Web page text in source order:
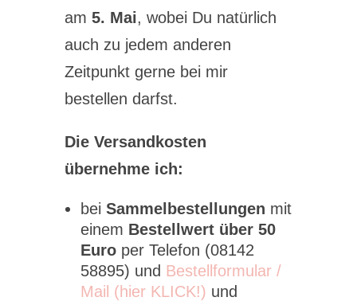
am 5. Mai, wobei Du natürlich
auch zu jedem anderen
Zeitpunkt gerne bei mir
bestellen darfst.
Die Versandkosten
übernehme ich:
bei Sammelbestellungen mit
einem Bestellwert über 50
Euro per Telefon (08142
58895) und Bestellformular /
Mail (hier KLICK!) und